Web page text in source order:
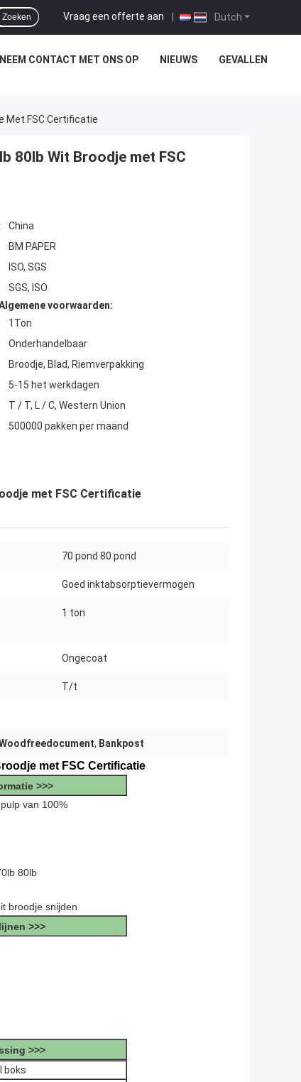
Dutch
Vraag een offerte aan |
Zoeken
NEEM CONTACT MET ONS OP NIEUWS GEVALLEN
Met FSC Certificatie
80lb Wit Broodje met FSC
China
BM PAPER
ISO, SGS
SGS, ISO
voorwaarden:
1Ton
Onderhandelbaar
Broodje, Blad, Riemverpakking
5-15 het werkdagen
T / T, L / C, Western Union
500000 pakken per maand
met FSC Certificatie
70 pond 80 pond
Goed inktabsorptievermogen
1 ton
Ongecoat
T/t
, Bankpost
met FSC Certificatie
>>>
van 100%
80lb
broodje snijden
>>>
>>>
boks